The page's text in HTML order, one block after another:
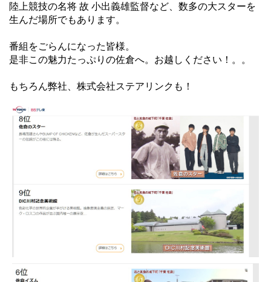
陸上競技の名将 故 小出義雄監督など、数多の大スターを
生んだ場所でもあります。
番組をごらんになった皆様。
是非この魅力たっぷりの佐倉へ。お越しください！。。
もちろん弊社、株式会社ステアリンクも！